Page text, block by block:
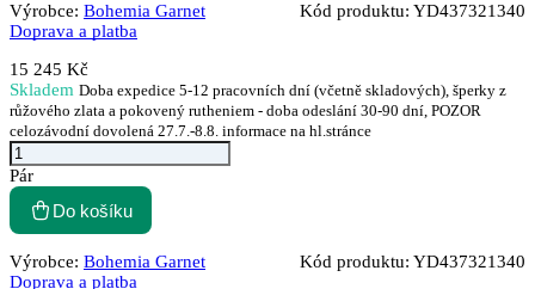
Výrobce: Bohemia Garnet Kód produktu: YD437321340
Doprava a platba
15 245 Kč
Skladem Doba expedice 5-12 pracovních dní (včetně skladových), šperky z
růžového zlata a pokovený rutheniem - doba odeslání 30-90 dní, POZOR
celozávodní dovolená 27.7.-8.8. informace na hl.stránce
Pár
Do košíku
Výrobce: Bohemia Garnet Kód produktu: YD437321340
Doprava a platba